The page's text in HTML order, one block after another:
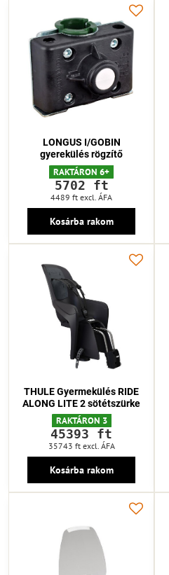
LONGUS I/GOBIN
gyerekülés rögzítő
RAKTÁRON 6+
5702 ft
4489 ft excl. ÁFA
Kosárba rakom
THULE Gyermekülés RIDE
ALONG LITE 2 sötétszürke
RAKTÁRON 3
45393 ft
35743 ft excl. ÁFA
Kosárba rakom